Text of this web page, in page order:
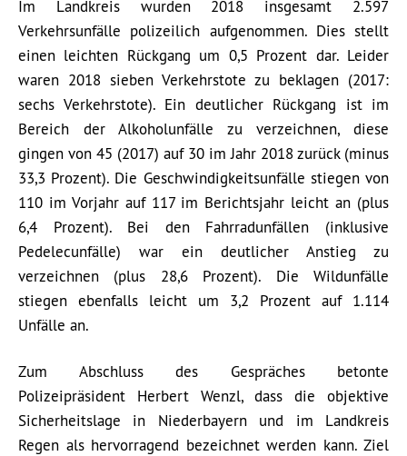
Im Landkreis wurden 2018 insgesamt 2.597
Verkehrsunfälle polizeilich aufgenommen. Dies stellt
einen leichten Rückgang um 0,5 Prozent dar. Leider
waren 2018 sieben Verkehrstote zu beklagen (2017:
sechs Verkehrstote). Ein deutlicher Rückgang ist im
Bereich der Alkoholunfälle zu verzeichnen, diese
gingen von 45 (2017) auf 30 im Jahr 2018 zurück (minus
33,3 Prozent). Die Geschwindigkeitsunfälle stiegen von
110 im Vorjahr auf 117 im Berichtsjahr leicht an (plus
6,4 Prozent). Bei den Fahrradunfällen (inklusive
Pedelecunfälle) war ein deutlicher Anstieg zu
verzeichnen (plus 28,6 Prozent). Die Wildunfälle
stiegen ebenfalls leicht um 3,2 Prozent auf 1.114
Unfälle an.
Zum Abschluss des Gespräches betonte
Polizeipräsident Herbert Wenzl, dass die objektive
Sicherheitslage in Niederbayern und im Landkreis
Regen als hervorragend bezeichnet werden kann. Ziel